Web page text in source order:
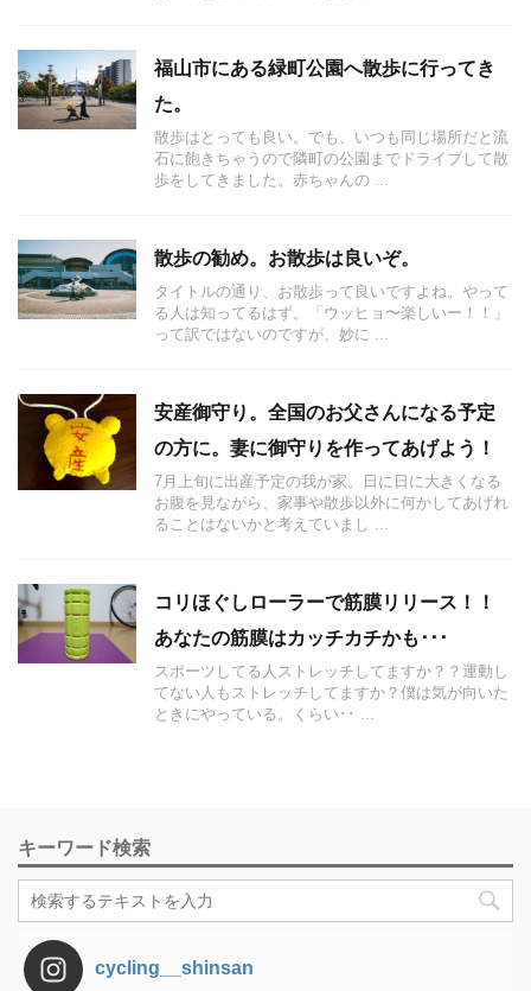
福山市にある緑町公園へ散歩に行ってき
た。
散歩はとっても良い。でも、いつも同じ場所だと流
石に飽きちゃうので隣町の公園までドライブして散
歩をしてきました。赤ちゃんの ...
散歩の勧め。お散歩は良いぞ。
タイトルの通り、お散歩って良いですよね。やって
る人は知ってるはず。「ウッヒョ〜楽しいー！！」
って訳ではないのですが、妙に ...
安産御守り。全国のお父さんになる予定
の方に。妻に御守りを作ってあげよう！
7月上旬に出産予定の我が家。日に日に大きくなる
お腹を見ながら、家事や散歩以外に何かしてあげれ
ることはないかと考えていまし ...
コリほぐしローラーで筋膜リリース！！
あなたの筋膜はカッチカチかも･･･
スポーツしてる人ストレッチしてますか？？運動し
てない人もストレッチしてますか？僕は気が向いた
ときにやっている。くらい･･ ...
キーワード検索
cycling__shinsan